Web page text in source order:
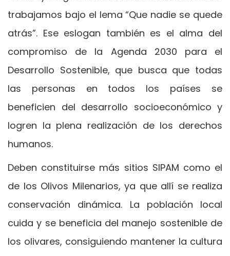
trabajamos bajo el lema “Que nadie se quede
atrás”. Ese eslogan también es el alma del
compromiso de la Agenda 2030 para el
Desarrollo Sostenible, que busca que todas
las personas en todos los países se
beneficien del desarrollo socioeconómico y
logren la plena realización de los derechos
humanos.
Deben constituirse más sitios SIPAM como el
de los Olivos Milenarios, ya que allí se realiza
conservación dinámica. La población local
cuida y se beneficia del manejo sostenible de
los olivares, consiguiendo mantener la cultura